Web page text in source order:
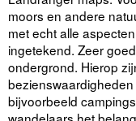
moors en andere
met echt alle
ingetekend. Zeer
ondergrond. Hierop
bijvoorbeeld